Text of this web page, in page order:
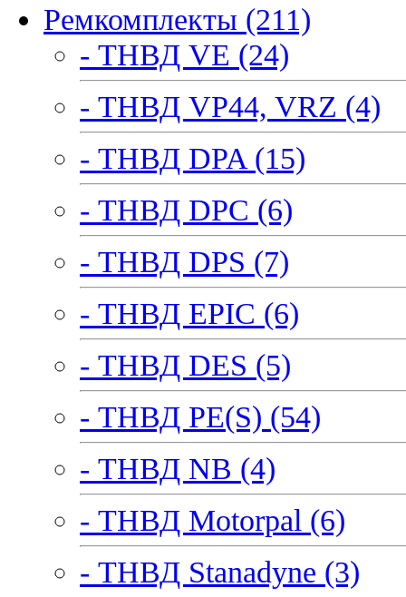
Ремкомплекты (211)
- ТНВД VE (24)
- ТНВД VP44, VRZ (4)
- ТНВД DPA (15)
- ТНВД DPC (6)
- ТНВД DPS (7)
- ТНВД EPIC (6)
- ТНВД DES (5)
- ТНВД PE(S) (54)
- ТНВД NB (4)
- ТНВД Motorpal (6)
- ТНВД Stanadyne (3)